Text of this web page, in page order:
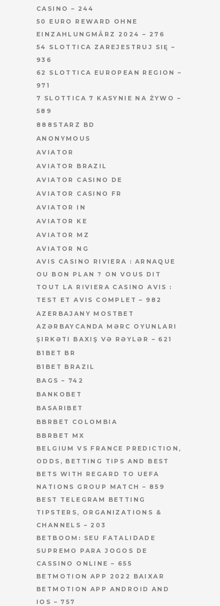
CASINO – 244
50 EURO REWARD OHNE
EINZAHLUNG️MÄRZ 2024 – 276
54 SLOTTICA ZAREJESTRUJ SIĘ –
936
62 SLOTTICA EUROPEAN REGION –
971
7 SLOTTICA 7 KASYNIE NA ŻYWO –
589
888STARZ BD
ANONYMOUS
AVIATOR
AVIATOR BRAZIL
AVIATOR CASINO DE
AVIATOR CASINO FR
AVIATOR IN
AVIATOR KE
AVIATOR MZ
AVIATOR NG
AVIS CASINO RIVIERA : ARNAQUE
OU BON PLAN ? ON VOUS DIT
TOUT LA RIVIERA CASINO AVIS :
TEST ET AVIS COMPLET – 982
AZERBAJANY MOSTBET
AZƏRBAYCANDA MƏRC OYUNLARI
ŞIRKƏTI BAXIŞ VƏ RƏYLƏR – 621
B1BET BR
B1BET BRAZIL
BAGS – 742
BANKOBET
BASARIBET
BBRBET COLOMBIA
BBRBET MX
BELGIUM VS FRANCE PREDICTION,
ODDS, BETTING TIPS AND BEST
BETS WITH REGARD TO UEFA
NATIONS GROUP MATCH – 859
BEST TELEGRAM BETTING
TIPSTERS, ORGANIZATIONS &
CHANNELS – 203
BETBOOM: SEU FATALIDADE
SUPREMO PARA JOGOS DE
CASSINO ONLINE – 655
BETMOTION APP 2022 BAIXAR
BETMOTION APP ANDROID AND
IOS – 757